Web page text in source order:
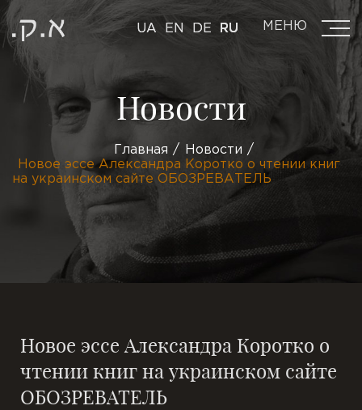
UA EN DE RU МЕНЮ
Новости
Главная
Новости
Новое эссе Александра Коротко о чтении книг
на украинском сайте ОБОЗРЕВАТЕЛЬ
Новое эссе Александра Коротко о
чтении книг на украинском сайте
ОБОЗРЕВАТЕЛЬ